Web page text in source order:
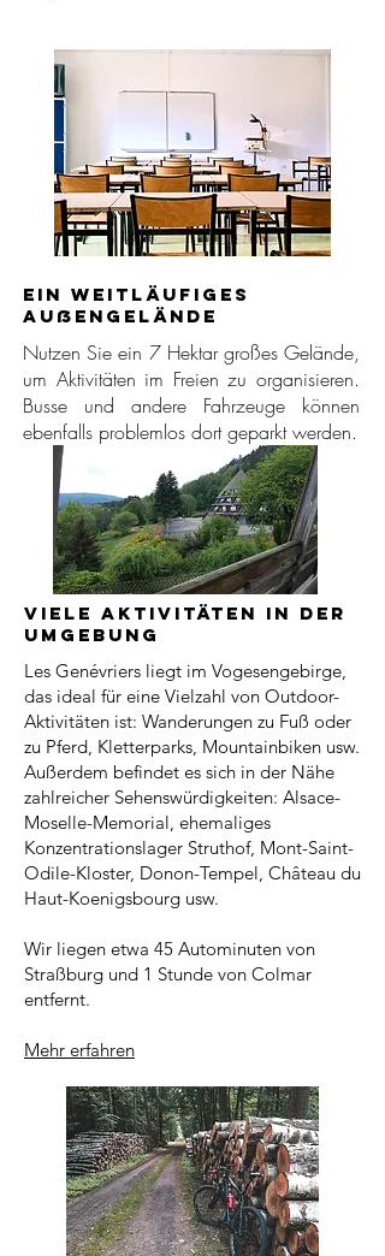
Ein weitläufiges
Außengelände
Nutzen Sie ein 7 Hektar großes Gelände,
um Aktivitäten im Freien zu organisieren.
Busse und andere Fahrzeuge können
ebenfalls problemlos dort geparkt werden.
Viele Aktivitäten in der
Umgebung
Les Genévriers liegt im Vogesengebirge,
das ideal für eine Vielzahl von Outdoor-
Aktivitäten ist: Wanderungen zu Fuß oder
zu Pferd, Kletterparks, Mountainbiken usw.
Außerdem befindet es sich in der Nähe
zahlreicher Sehenswürdigkeiten: Alsace-
Moselle-Memorial, ehemaliges
Konzentrationslager Struthof, Mont-Saint-
Odile-Kloster, Donon-Tempel, Château du
Haut-Koenigsbourg usw.
Wir liegen etwa 45 Autominuten von
Straßburg und 1 Stunde von Colmar
entfernt.
Mehr erfahren